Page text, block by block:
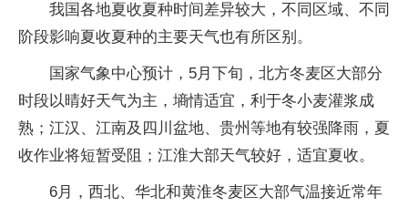
我国各地夏收夏种时间差异较大，不同区域、不同
阶段影响夏收夏种的主要天气也有所区别。
国家气象中心预计，5月下旬，北方冬麦区大部分
时段以晴好天气为主，墒情适宜，利于冬小麦灌浆成
熟；江汉、江南及四川盆地、贵州等地有较强降雨，夏
收作业将短暂受阻；江淮大部天气较好，适宜夏收。
6月，西北、华北和黄淮冬麦区大部气温接近常年